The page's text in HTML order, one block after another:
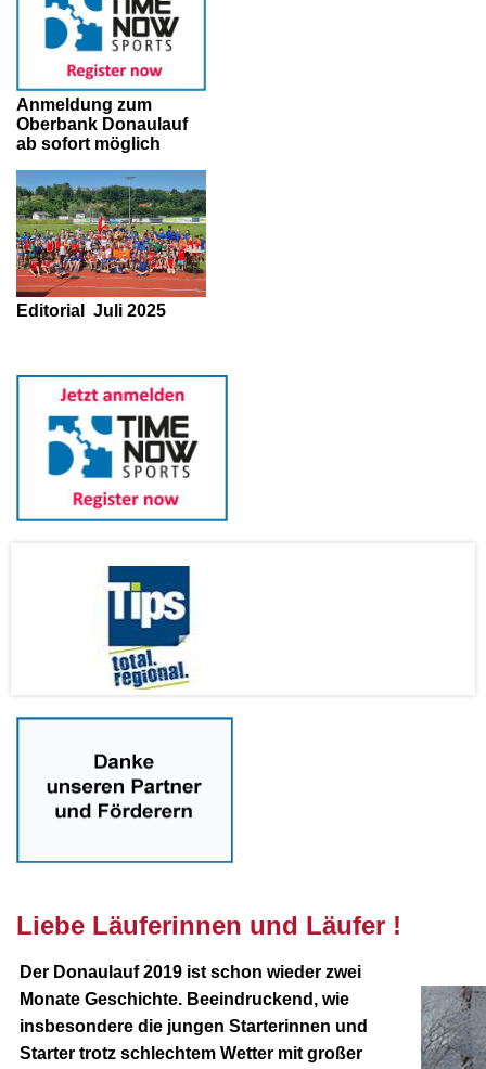
Anmeldung zum
Oberbank Donaulauf
ab sofort möglich
Editorial Juli 2025
Liebe Läuferinnen und Läufer !
Der Donaulauf 2019 ist schon wieder zwei
Monate Geschichte. Beeindruckend, wie
insbesondere die jungen Starterinnen und
Starter trotz schlechtem Wetter mit großer